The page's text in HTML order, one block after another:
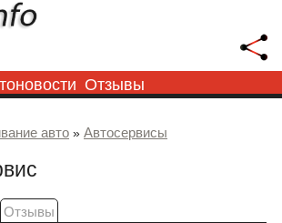
Отзывы
авто » Автосервисы
Отзывы